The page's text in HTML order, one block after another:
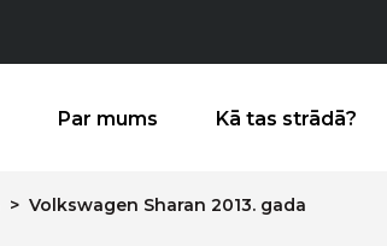
Par mums Kā tas strādā?
> Volkswagen Sharan 2013. gada